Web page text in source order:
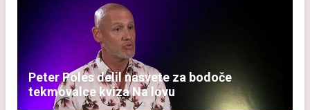
Peter Poles delil nasvete za bodoče
tekmovalce kviza Na lovu